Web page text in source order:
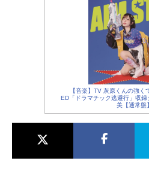
【音楽】TV 灰原くんの強く
ED「ドラマチック逃避行」収
美【通常盤】